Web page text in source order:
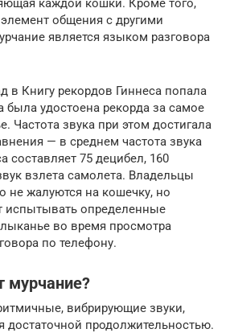
каждой кошки. Кроме того,
общения с другими
является языком разговора
в Книгу рекордов Гиннеса попала
удостоена рекорда за самое
Частота звука при этом достигала
— в среднем частота звука
составляет 75 децибел, 160
взлета самолета. Владельцы
не жалуются на кошечку, но
испытывать определенные
во время просмотра
по телефону.
мурчание?
вибрирующие звуки,
достаточной продолжительностью.